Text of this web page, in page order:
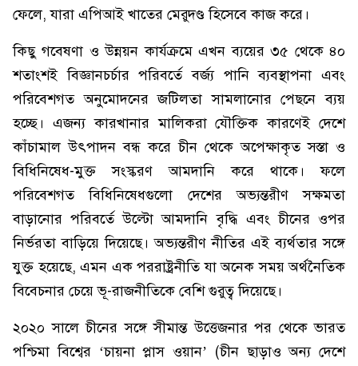
ফেলে, যারা এপিআই খাতের মেরুদণ্ড হিসেবে কাজ করে।
কিছু গবেষণা ও উন্নয়ন কার্যক্রমে এখন ব্যয়ের ৩৫ থেকে ৪০
শতাংশই বিজ্ঞানচর্চার পরিবর্তে বর্জ্য পানি ব্যবস্থাপনা এবং
পরিবেশগত অনুমোদনের জটিলতা সামলানোর পেছনে ব্যয়
হচ্ছে। এজন্য কারখানার মালিকরা যৌক্তিক কারণেই দেশে
কাঁচামাল উৎপাদন বন্ধ করে চীন থেকে অপেক্ষাকৃত সস্তা ও
বিধিনিষেধ-মুক্ত সংস্করণ আমদানি করে থাকে। ফলে
পরিবেশগত বিধিনিষেধগুলো দেশের অভ্যন্তরীণ সক্ষমতা
বাড়ানোর পরিবর্তে উল্টো আমদানি বৃদ্ধি এবং চীনের ওপর
নির্ভরতা বাড়িয়ে দিয়েছে। অভ্যন্তরীণ নীতির এই ব্যর্থতার সঙ্গে
যুক্ত হয়েছে, এমন এক পররাষ্ট্রনীতি যা অনেক সময় অর্থনৈতিক
বিবেচনার চেয়ে ভূ-রাজনীতিকে বেশি গুরুত্ব দিয়েছে।
২০২০ সালে চীনের সঙ্গে সীমান্ত উত্তেজনার পর থেকে ভারত
পশ্চিমা বিশ্বের ‘চায়না প্লাস ওয়ান’ (চীন ছাড়াও অন্য দেশে